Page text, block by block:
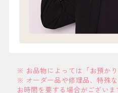
※ お品物によっては「お預か
※ オーダー品や修理品、特殊
お時間を要する場合がございま